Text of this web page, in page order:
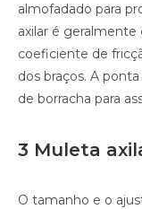
almofadado para
axilar é
coeficiente de
dos braços. A
de borracha para
3 Muleta
O tamanho e o